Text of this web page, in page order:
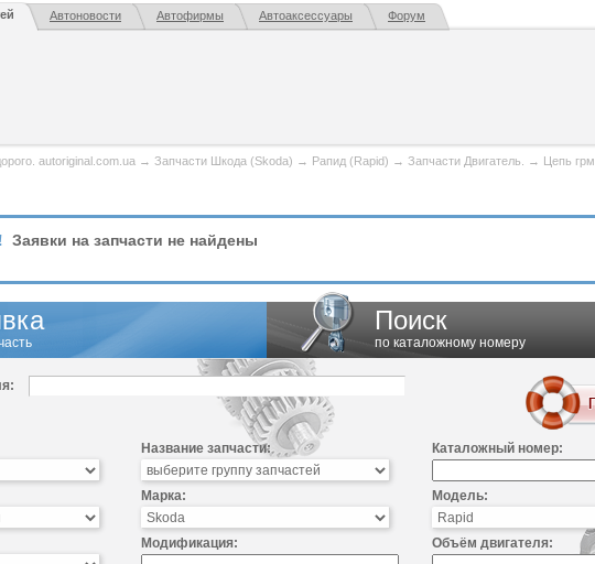
Автоновости Автофирмы Автоаксессуары Форум
autoriginal.com.ua → Запчасти Шкода (Skoda) → Рапид (Rapid) → Запчасти Двигатель. → Цепь грм
Заявки на запчасти не найдены
Поиск
по каталожному номеру
Название запчасти: Каталожный номер:
Марка: Модель:
Модификация: Объём двигателя: